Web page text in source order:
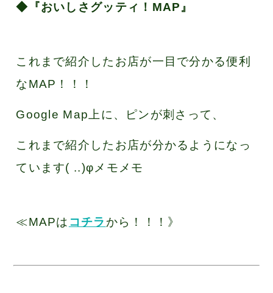
◆『おいしさグッティ！MAP』
これまで紹介したお店が一目で分かる便利
なMAP！！！
Google Map上に、ピンが刺さって、
これまで紹介したお店が分かるようになっ
ています( ..)φメモメモ
≪MAPは コチラ から！！！》